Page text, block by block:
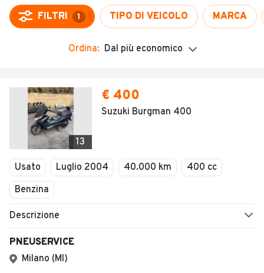
Auto Km 0
Auto Nuove
Noleggio a lungo termine
Moto
Camper
Veicoli Commerciali
Concessionari
ACCEDI
FILTRI 1 TIPO DI VEICOLO MARCA
Ordina: Dal più economico